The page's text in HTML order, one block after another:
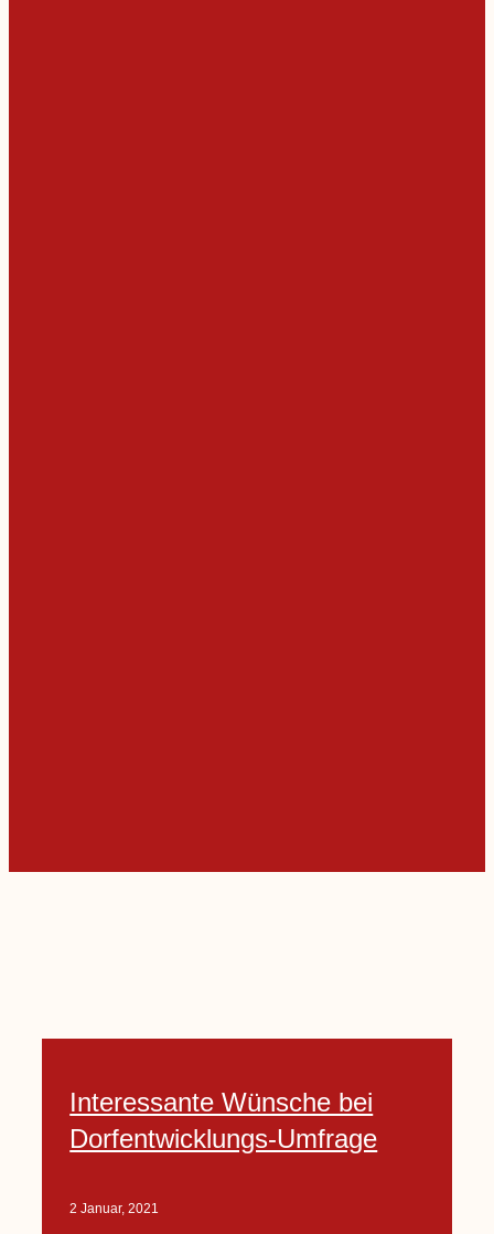
Interessante Wünsche bei
Dorfentwicklungs-Umfrage
2 Januar, 2021